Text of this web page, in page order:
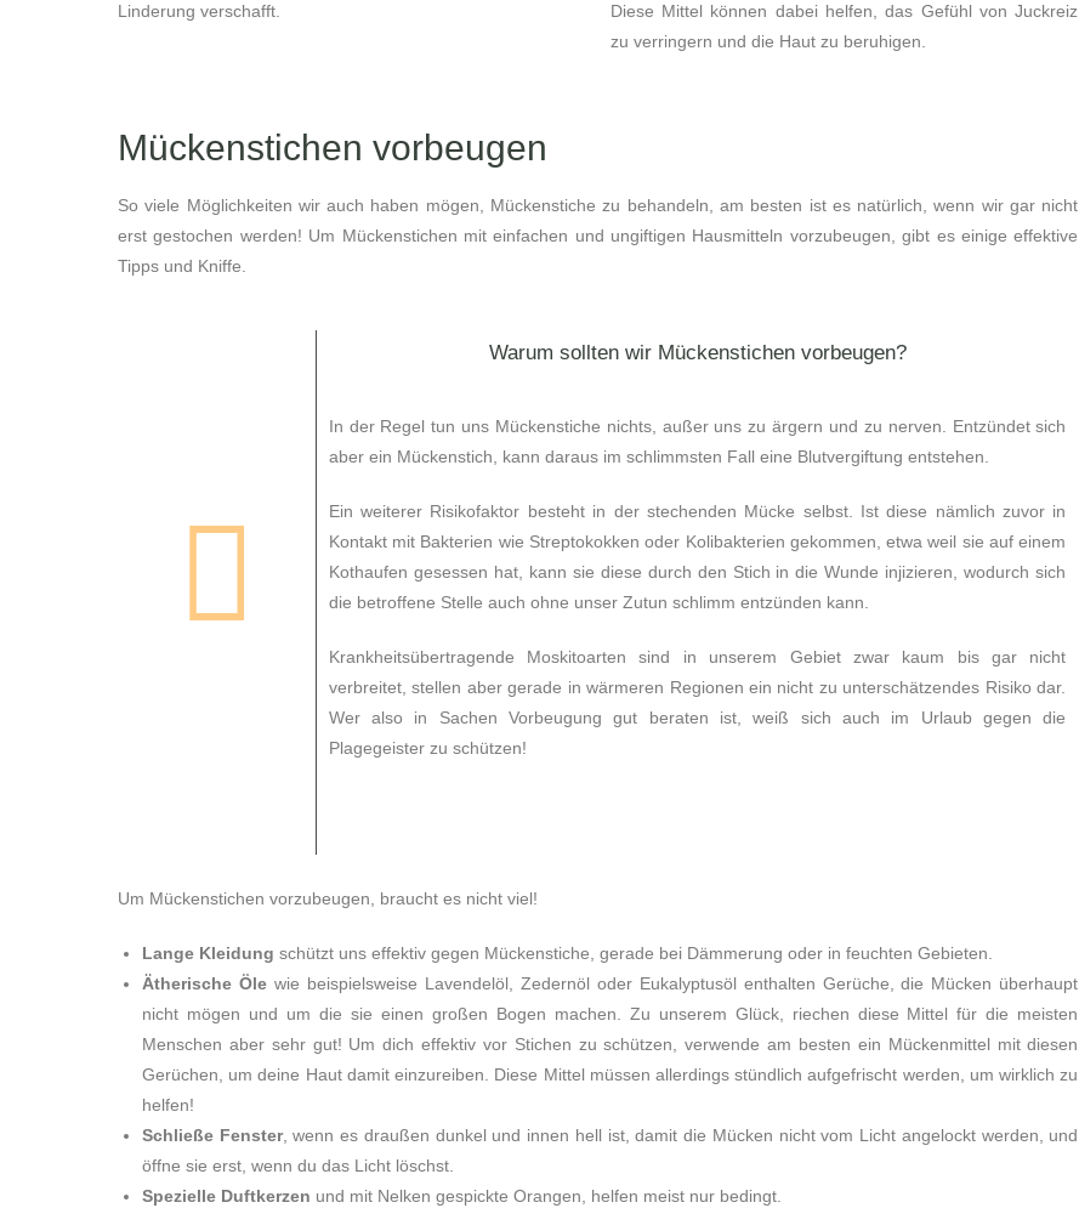
Linderung verschafft.
Diese Mittel können dabei helfen, das Gefühl von Juckreiz
zu verringern und die Haut zu beruhigen.
Mückenstichen vorbeugen
So viele Möglichkeiten wir auch haben mögen, Mückenstiche zu behandeln, am besten ist es natürlich, wenn wir gar nicht
erst gestochen werden! Um Mückenstichen mit einfachen und ungiftigen Hausmitteln vorzubeugen, gibt es einige effektive
Tipps und Kniffe.
Warum sollten wir Mückenstichen vorbeugen?
In der Regel tun uns Mückenstiche nichts, außer uns zu ärgern und zu nerven. Entzündet sich
aber ein Mückenstich, kann daraus im schlimmsten Fall eine Blutvergiftung entstehen.
Ein weiterer Risikofaktor besteht in der stechenden Mücke selbst. Ist diese nämlich zuvor in
Kontakt mit Bakterien wie Streptokokken oder Kolibakterien gekommen, etwa weil sie auf einem
Kothaufen gesessen hat, kann sie diese durch den Stich in die Wunde injizieren, wodurch sich
die betroffene Stelle auch ohne unser Zutun schlimm entzünden kann.
Krankheitsübertragende Moskitoarten sind in unserem Gebiet zwar kaum bis gar nicht
verbreitet, stellen aber gerade in wärmeren Regionen ein nicht zu unterschätzendes Risiko dar.
Wer also in Sachen Vorbeugung gut beraten ist, weiß sich auch im Urlaub gegen die
Plagegeister zu schützen!
Um Mückenstichen vorzubeugen, braucht es nicht viel!
Lange Kleidung schützt uns effektiv gegen Mückenstiche, gerade bei Dämmerung oder in feuchten Gebieten.
Ätherische Ölewie beispielsweise Lavendelöl, Zedernöl oder Eukalyptusöl enthalten Gerüche, die Mücken überhaupt
nicht mögen und um die sie einen großen Bogen machen. Zu unserem Glück, riechen diese Mittel für die meisten
Menschen aber sehr gut! Um dich effektiv vor Stichen zu schützen, verwende am besten ein Mückenmittel mit diesen
Gerüchen, um deine Haut damit einzureiben. Diese Mittel müssen allerdings stündlich aufgefrischt werden, um wirklich zu
helfen!
Schließe Fenster, wenn es draußen dunkel und innen hell ist, damit die Mücken nicht vom Licht angelockt werden, und
öffne sie erst, wenn du das Licht löschst.
Spezielle Duftkerzen und mit Nelken gespickte Orangen, helfen meist nur bedingt.